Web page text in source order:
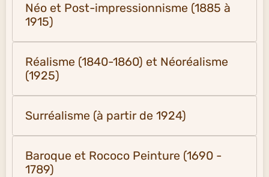
Néo et Post-impressionnisme (1885 à
1915)
Réalisme (1840-1860) et Néoréalisme
(1925)
Surréalisme (à partir de 1924)
Baroque et Rococo Peinture (1690 -
1789)